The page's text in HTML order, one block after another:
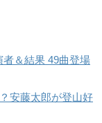
＆結果 49曲登場
安藤太郎が登山好